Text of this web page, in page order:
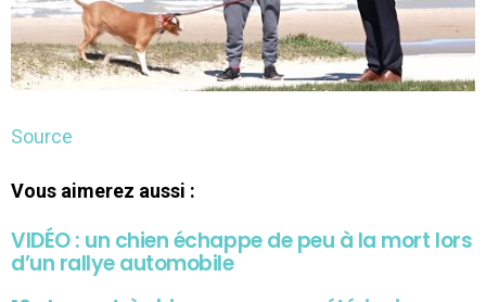
Source
Vous aimerez aussi :
VIDÉO : un chien échappe de peu à la mort lors
d’un rallye automobile